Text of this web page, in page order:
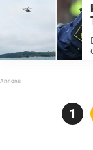
Sida
1